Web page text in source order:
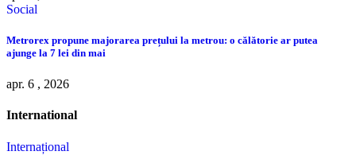
Social
Metrorex propune majorarea prețului la metrou: o călătorie ar putea
ajunge la 7 lei din mai
apr. 6 , 2026
International
Internațional